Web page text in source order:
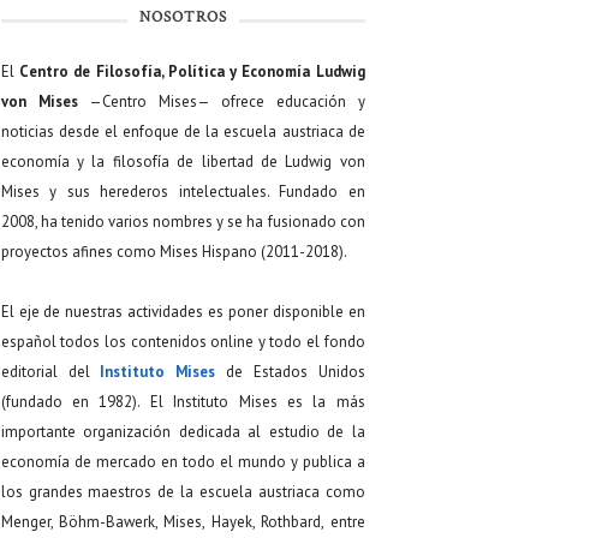
NOSOTROS
El Centro de Filosofía, Política y Economía Ludwig
von Mises—Centro Mises— ofrece educación y
noticias desde el enfoque de la escuela austriaca de
economía y la filosofía de libertad de Ludwig von
Mises y sus herederos intelectuales. Fundado en
2008, ha tenido varios nombres y se ha fusionado con
proyectos afines como Mises Hispano (2011-2018).
El eje de nuestras actividades es poner disponible en
español todos los contenidos online y todo el fondo
editorial del Instituto Mises de Estados Unidos
(fundado en 1982). El Instituto Mises es la más
importante organización dedicada al estudio de la
economía de mercado en todo el mundo y publica a
los grandes maestros de la escuela austriaca como
Menger, Böhm-Bawerk, Mises, Hayek, Rothbard, entre